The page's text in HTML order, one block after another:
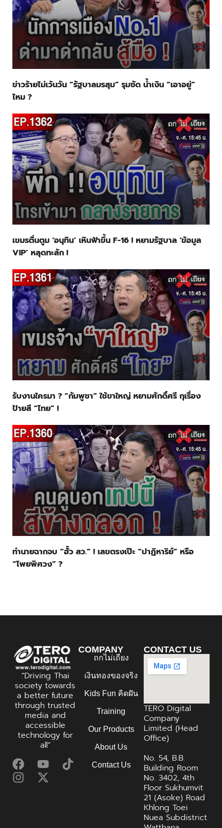
ข่าวร้ายไม่เว้นวัน “รัฐบาลมรสุม” รุมซัด น้ำเงิน “เอาอยู่”
ไหม ?
เขมรตื่นตูม ‘อนุทิน’ เหินฟ้าขึ้น F-16 ! หยามรัฐบาล ‘ข้อมูล
VIP’ หลุดทะลัก !
รับงานใครมา ? “กัมพูชา” ใช้ขาใหญ่ หยามศักดิ์ศรี กุเรื่อง
ป้ายสี “ไทย” !
ทำนายฉากจบ “ฮั้ว สว.” ! เลขตรงเป๊ะ “ปาฏิหาริย์” หรือ
“โพยพิศวง” ?
“Driving Thai
society towards
a better future
through trusted
media and
accessible
technology for
all”
COMPANY
ถกไม่เถียง
เงินทองของจริง
Kids Fun คิดฝัน
Training
Our Products
About Us
Contact Us
CONTACT US
TERO Digital
Company
Limited (Head
Office)
No. 54, B.B.
Building Room
No. 3402, 4th
Floor Sukhumvit
21 (Asoke) Road
Khlong Toei
Nuea Subdistrict